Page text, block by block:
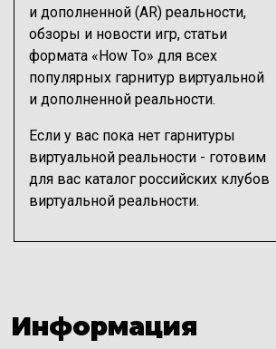
и дополненной (AR) реальности,
обзоры и новости игр, статьи
формата «How To» для всех
популярных гарнитур виртуальной
и дополненной реальности.
Если у вас пока нет гарнитуры
виртуальной реальности - готовим
для вас каталог российских клубов
виртуальной реальности.
Информация